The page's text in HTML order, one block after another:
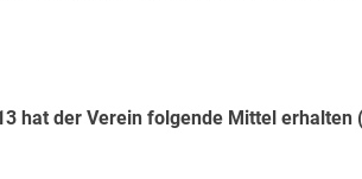
hat der Verein folgende Mittel